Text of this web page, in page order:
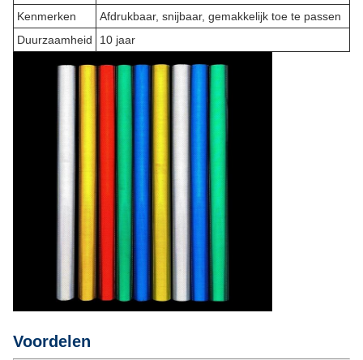
Kenmerken
Afdrukbaar, snijbaar, gemakkelijk toe te passen
Duurzaamheid
10 jaar
Voordelen